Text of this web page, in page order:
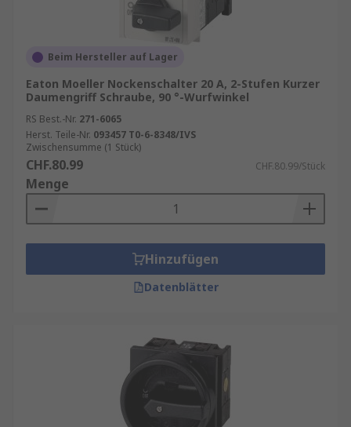
Beim Hersteller auf Lager
Eaton Moeller Nockenschalter 20 A, 2-Stufen Kurzer
Daumengriff Schraube, 90 °-Wurfwinkel
RS Best.-Nr. 271-6065
Herst. Teile-Nr. 093457 T0-6-8348/IVS
Zwischensumme (1 Stück)
CHF.80.99 CHF.80.99/Stück
Menge
Hinzufügen
Datenblätter